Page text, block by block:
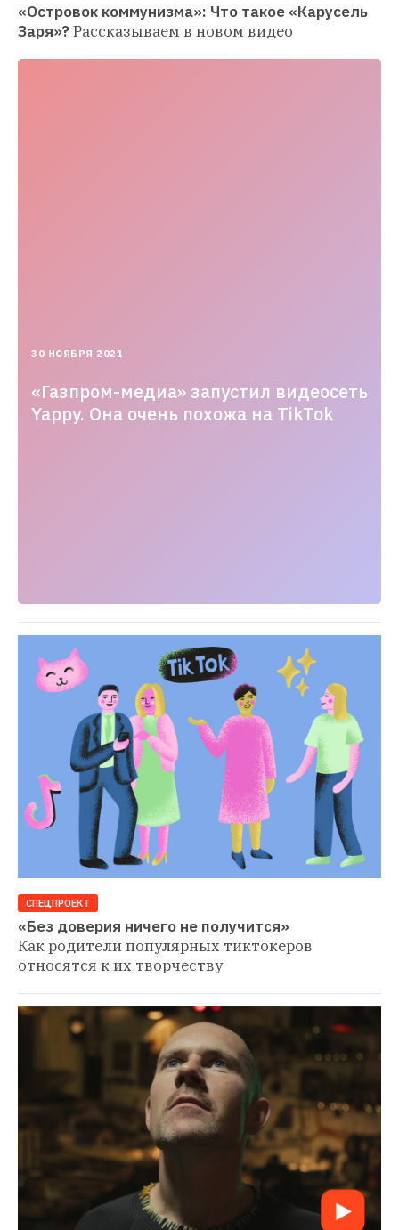
«Островок коммунизма»: Что такое «Карусель
Заря»?Рассказываем в новом видео
2021-
30T17:06:16.000+03:00
30 НОЯБРЯ 2021
«Газпром-медиа» запустил видеосеть
Yappy. Она очень похожа на TikTok
СПЕЦПРОЕКТ
«Без доверия ничего не получится»
Как родители популярных тиктокеров
относятся к их творчеству